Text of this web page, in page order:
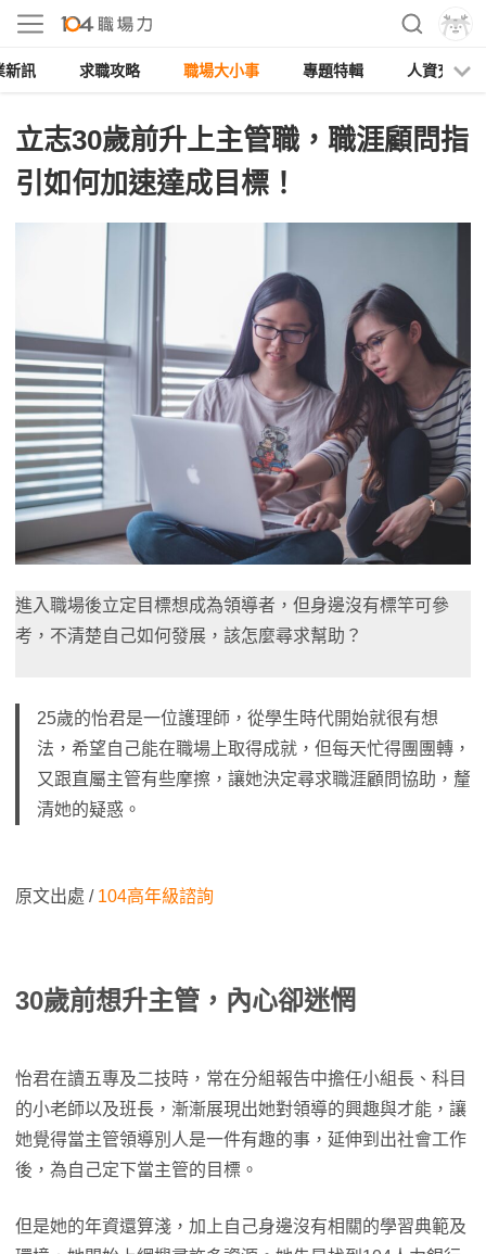
新訊 求職攻略 職場大小事 專題特輯 人資充電
立志30歲前升上主管職，職涯顧問指
引如何加速達成目標！
進入職場後立定目標想成為領導者，但身邊沒有標竿可參
考，不清楚自己如何發展，該怎麼尋求幫助？
25歲的怡君是一位護理師，從學生時代開始就很有想
法，希望自己能在職場上取得成就，但每天忙得團團轉，
又跟直屬主管有些摩擦，讓她決定尋求職涯顧問協助，釐
清她的疑惑。
原文出處 / 104高年級諮詢
30歲前想升主管，內心卻迷惘
怡君在讀五專及二技時，常在分組報告中擔任小組長、科目
的小老師以及班長，漸漸展現出她對領導的興趣與才能，讓
她覺得當主管領導別人是一件有趣的事，延伸到出社會工作
後，為自己定下當主管的目標。
但是她的年資還算淺，加上自己身邊沒有相關的學習典範及